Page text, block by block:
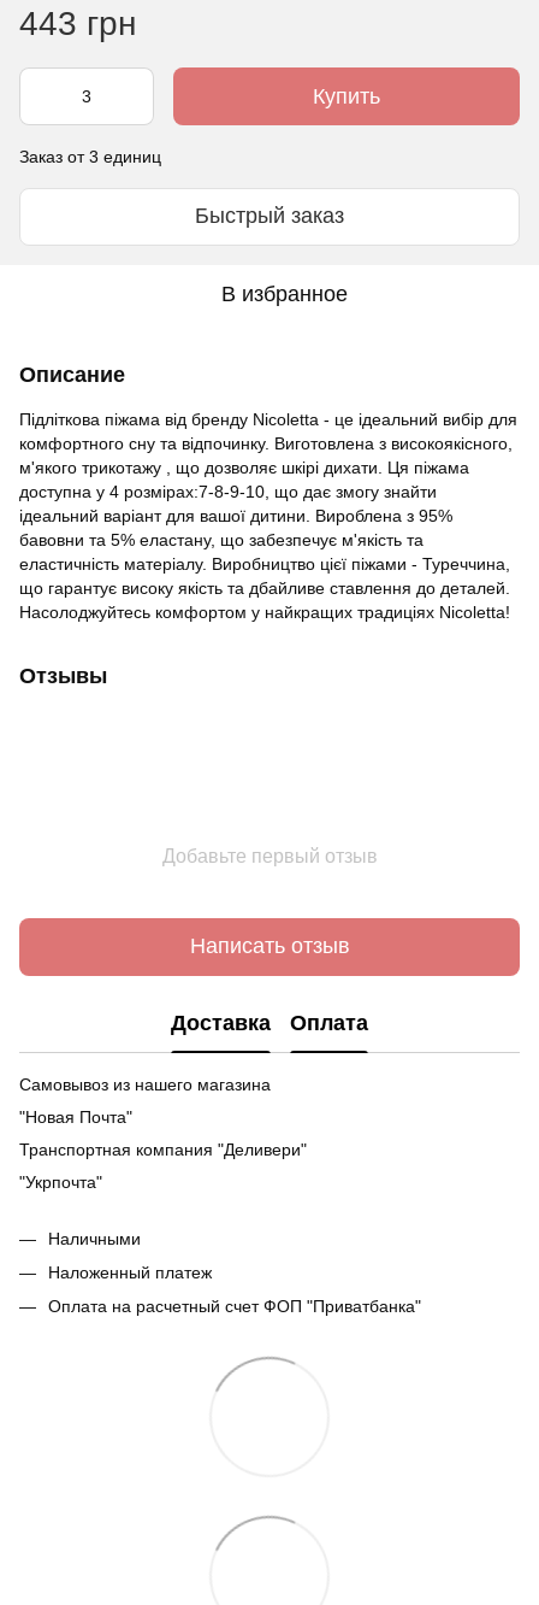
443 грн
Купить
Заказ от 3 единиц
Быстрый заказ
В избранное
Описание
Підліткова піжама від бренду Nicoletta - це ідеальний вибір для
комфортного сну та відпочинку. Виготовлена з високоякісного,
м'якого трикотажу , що дозволяє шкірі дихати. Ця піжама
доступна у 4 розмірах:7-8-9-10, що дає змогу знайти
ідеальний варіант для вашої дитини. Вироблена з 95%
бавовни та 5% еластану, що забезпечує м'якість та
еластичність матеріалу. Виробництво цієї піжами - Туреччина,
що гарантує високу якість та дбайливе ставлення до деталей.
Насолоджуйтесь комфортом у найкращих традиціях Nicoletta!
Отзывы
Добавьте первый отзыв
Написать отзыв
Доставка Оплата
Самовывоз из нашего магазина
"Новая Почта"
Транспортная компания "Деливери"
"Укрпочта"
Наличными
Наложенный платеж
Оплата на расчетный счет ФОП "Приватбанка"